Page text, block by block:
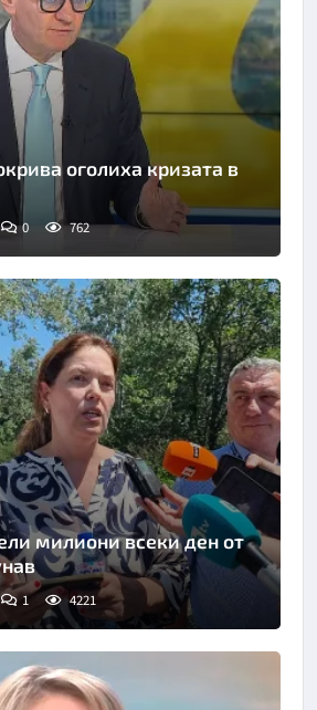
оголиха кризата в
0 762
милиони всеки ден от
1 4221